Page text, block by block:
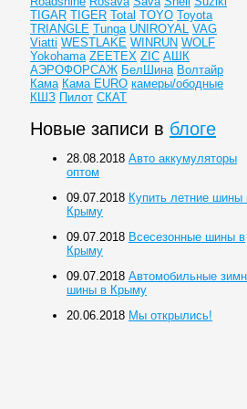
TIGAR TIGER Total TOYO Toyota
TRIANGLE Tunga UNIROYAL VAG
Viatti WESTLAKE WINRUN WOLF
Yokohama ZEETEX ZIC АШК
АЭРОФОРСАЖ БелШина Волтайр
Кама Кама EURO камеры/ободные
КШЗ Пилот СКАТ
Новые записи в блоге
28.08.2018 Авто аккумуляторы
оптом
09.07.2018 Купить летние шины
Крыму
09.07.2018 Всесезонные шины в
Крыму
09.07.2018 Автомобильные
шины в Крыму
20.06.2018 Мы открылись!